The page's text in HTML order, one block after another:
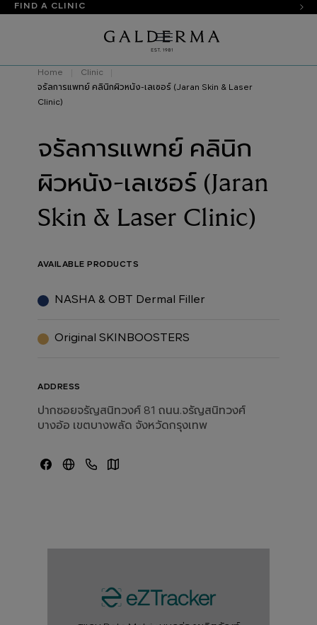
FIND A CLINIC
Home
Clinic
จรัลการแพทย์ คลินิกผิวหนัง-เลเซอร์ (Jaran Skin & Laser
Clinic)
จรัลการแพทย์ คลินิก
ผิวหนัง-เลเซอร์ (Jaran
Skin & Laser Clinic)
AVAILABLE PRODUCTS
NASHA & OBT Dermal Filler
Original SKINBOOSTERS
ADDRESS
ปากซอยจรัญสนิทวงศ์ 81 ถนน.จรัญสนิทวงศ์
บางอ้อ เขตบางพลัด จังหวัดกรุงเทพ